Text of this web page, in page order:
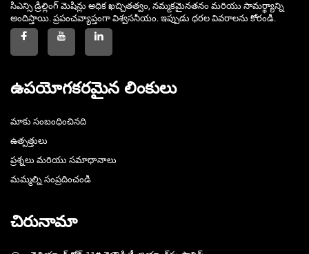
సిఎన్సి డ్రిల్లింగ్ మెషిన్లు అధిక ఖచ్చితత్వం, నమ్మకమైనతనం మరియు సామర్థ్యాన్ని
అందిస్తాయి. ప్రపంచవ్యాప్తంగా విశ్వసనీయం. ఇప్పుడు ధరల వివరాలను కోరండి.
ఉపయోగకరమైన లింకులు
మాకు సంబంధించినది
ఉత్పత్తులు
ప్రశ్నలు మరియు సమాధానాలు
మమ్మల్ని సంప్రదించండి
చిరునామా